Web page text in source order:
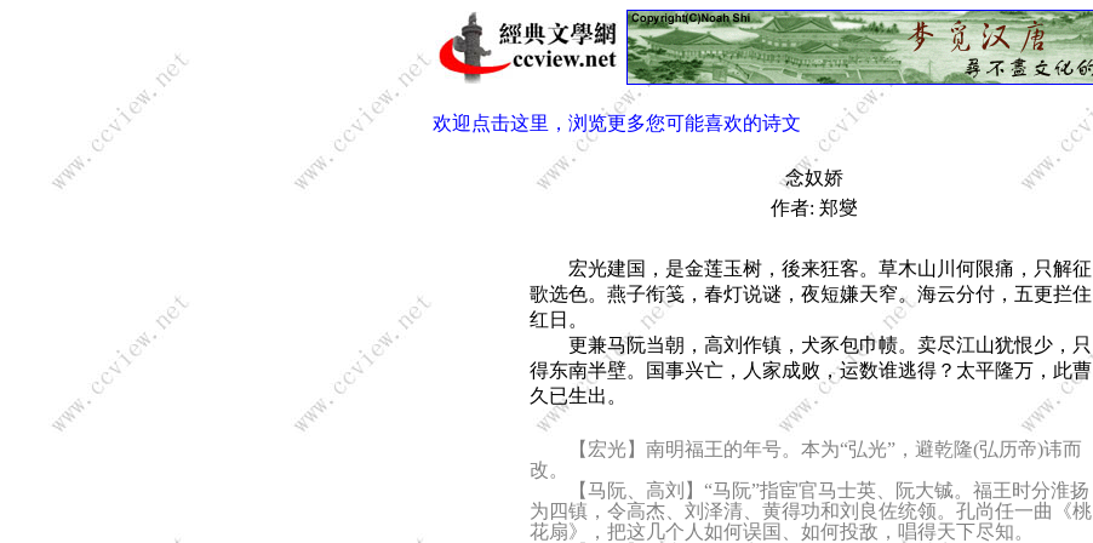
欢迎点击这里，浏览更多您可能喜欢的诗文
念奴娇
作者: 郑燮
宏光建国，是金莲玉树，後来狂客。草木山川何限痛，只解征
歌选色。燕子衔笺，春灯说谜，夜短嫌天窄。海云分付，五更拦住
红日。
更兼马阮当朝，高刘作镇，犬豕包巾帻。卖尽江山犹恨少，只
得东南半壁。国事兴亡，人家成败，运数谁逃得？太平隆万，此曹
久已生出。
【宏光】南明福王的年号。本为“弘光”，避乾隆(弘历帝)讳而
改。
【马阮、高刘】“马阮”指宦官马士英、阮大铖。福王时分淮扬
为四镇，令高杰、刘泽清、黄得功和刘良佐统领。孔尚任一曲《桃
花扇》，把这几个人如何误国、如何投敌，唱得天下尽知。